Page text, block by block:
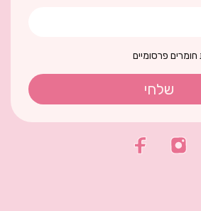
פרסומיים
שלחי